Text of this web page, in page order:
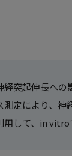
経突起伸長への
測定により、
用して、in